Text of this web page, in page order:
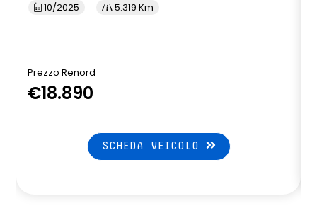
10/2025
5.319 Km
Prezzo Renord
€18.890
SCHEDA VEICOLO